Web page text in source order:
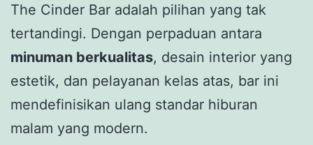
The Cinder Bar adalah pilihan yang tak
tertandingi. Dengan perpaduan antara
minuman berkualitas, desain interior yang
estetik, dan pelayanan kelas atas, bar ini
mendefinisikan ulang standar hiburan
malam yang modern.